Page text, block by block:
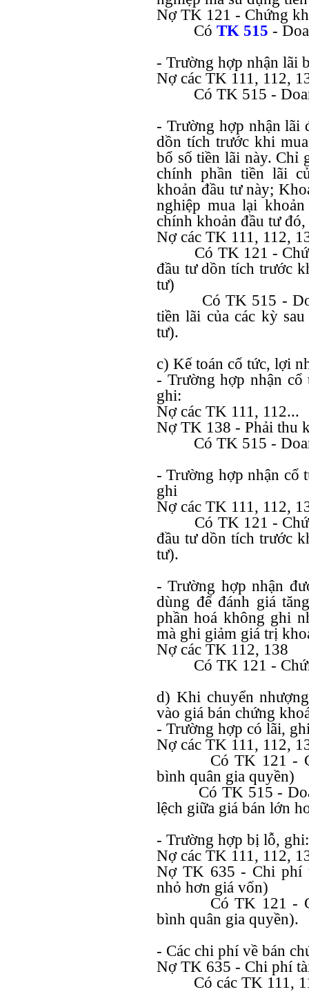
Nợ TK 121 - Chứng
Có TK 515 -
- Trường hợp nhận lãi
Nợ các TK 111, 112,
Có TK 515 -
- Trường hợp nhận lãi
dồn tích trước khi
bổ số tiền lãi này. Chỉ
chính phần tiền lãi
khoản đầu tư này;
nghiệp mua lại
chính khoản đầu tư
Nợ các TK 111, 112,
Có TK 121 -
đầu tư dồn tích trước
tư)
Có TK 515 -
tiền lãi của các kỳ
tư).
c) Kế toán cổ tức, lợi
- Trường hợp nhận cổ
ghi:
Nợ các TK 111, 112...
Nợ TK 138 - Phải thu
Có TK 515 -
- Trường hợp nhận cổ
ghi
Nợ các TK 111, 112,
Có TK 121 -
đầu tư dồn tích trước
tư).
- Trường hợp nhận
dùng để đánh giá
phần hoá không ghi
mà ghi giảm giá trị
Nợ các TK 112, 138
Có TK 121 -
d) Khi chuyển
vào giá bán chứng
- Trường hợp có lãi,
Nợ các TK 111, 112,
Có TK 121 -
bình quân gia quyền)
Có TK 515 -
lệch giữa giá bán lớn
- Trường hợp bị lỗ, ghi:
Nợ các TK 111, 112,
Nợ TK 635 - Chi phí
nhỏ hơn giá vốn)
Có TK 121 -
bình quân gia quyền).
- Các chi phí về bán
Nợ TK 635 - Chi phí
Có các TK 111,